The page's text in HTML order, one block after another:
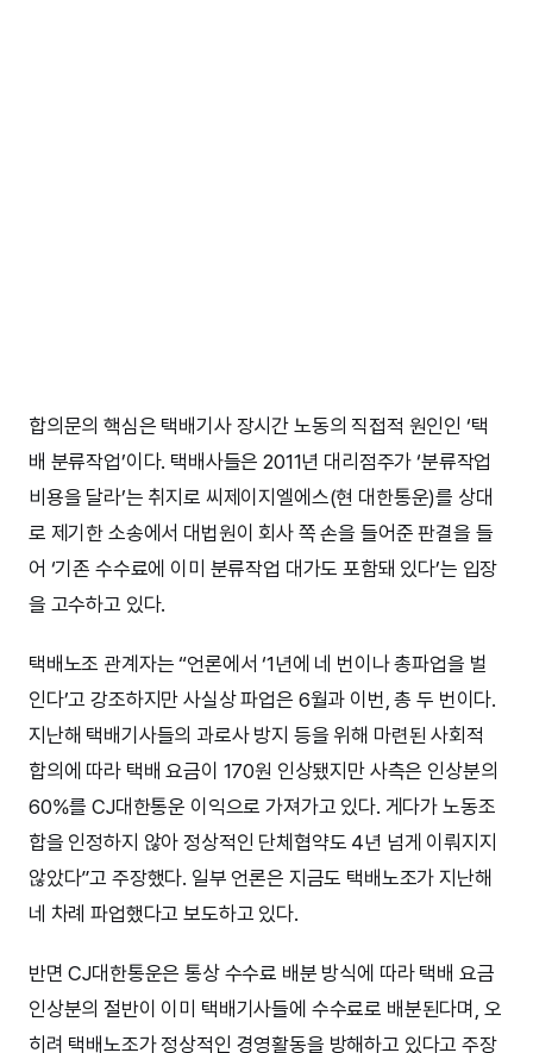
합의문의 핵심은 택배기사 장시간 노동의 직접적 원인인 ‘택
배 분류작업’이다. 택배사들은 2011년 대리점주가 ‘분류작업
비용을 달라’는 취지로 씨제이지엘에스(현 대한통운)를 상대
로 제기한 소송에서 대법원이 회사 쪽 손을 들어준 판결을 들
어 ‘기존 수수료에 이미 분류작업 대가도 포함돼 있다’는 입장
을 고수하고 있다.
택배노조 관계자는 “언론에서 ‘1년에 네 번이나 총파업을 벌
인다’고 강조하지만 사실상 파업은 6월과 이번, 총 두 번이다.
지난해 택배기사들의 과로사 방지 등을 위해 마련된 사회적
합의에 따라 택배 요금이 170원 인상됐지만 사측은 인상분의
60%를 CJ대한통운 이익으로 가져가고 있다. 게다가 노동조
합을 인정하지 않아 정상적인 단체협약도 4년 넘게 이뤄지지
않았다”고 주장했다. 일부 언론은 지금도 택배노조가 지난해
네 차례 파업했다고 보도하고 있다.
반면 CJ대한통운은 통상 수수료 배분 방식에 따라 택배 요금
인상분의 절반이 이미 택배기사들에 수수료로 배분된다며, 오
히려 택배노조가 정상적인 경영활동을 방해하고 있다고 주장